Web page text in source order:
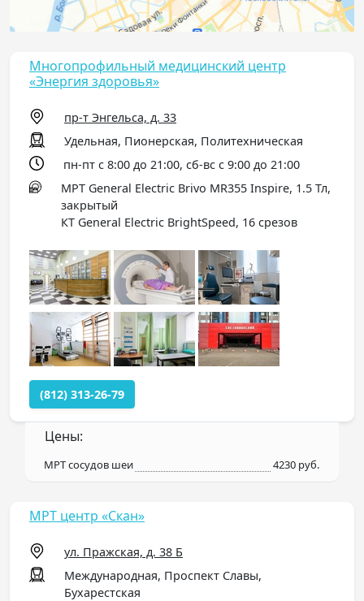
Многопрофильный медицинский центр
«Энергия здоровья»
пр-т Энгельса, д. 33
Удельная, Пионерская, Политехническая
пн-пт с 8:00 до 21:00, сб-вс с 9:00 до 21:00
МРТ General Electric Brivo MR355 Inspire, 1.5 Тл,
закрытый
КТ General Electric BrightSpeed, 16 срезов
(812) 313-26-79
Цены:
МРТ сосудов шеи 4230 руб.
МРТ центр «Скан»
ул. Пражская, д. 38 Б
Международная, Проспект Славы,
Бухарестская